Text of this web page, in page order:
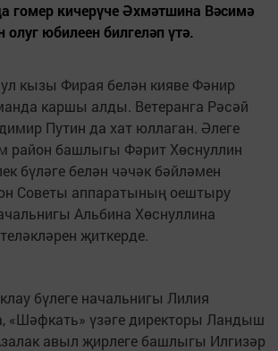
кичерүче Әхмәтшина Вәсимә
юбилеен билгеләп үтә.
кызы Фирая белән кияве Фәнир
каршы алды. Ветеранга Рәсәй
Путин да хат юллаган. Әлеге
район башлыгы Фәрит Хөснуллин
бүләге белән чәчәк бәйләмен
Советы аппаратының оештыру
Альбина Хөснуллина
җиткерде.
бүлеге начальнигы Лилия
«Шәфкать» үзәге директоры Ландыш
авыл җирлеге башлыгы Илгизәр